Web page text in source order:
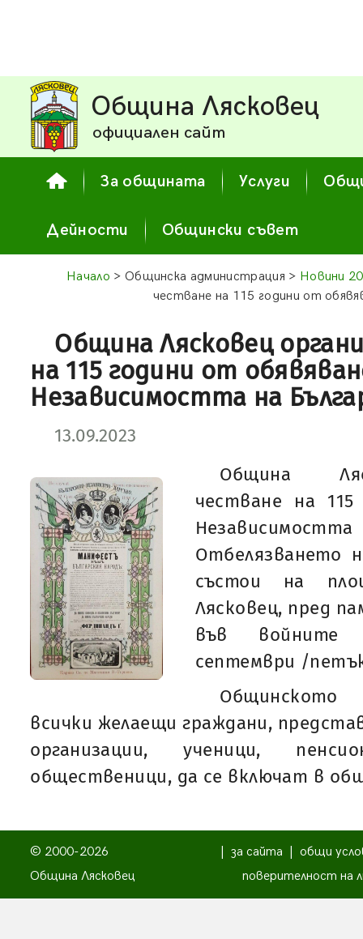
Община Лясковец
официален сайт
За общината Услуги
Дейности Общински съвет
Начало > Общинска администрация > Новини
честване на 115 години от
Община Лясковец
на 115 години от
Независимостта на
13.09.2023
Община
честване на
Отбелязването
състои на
Лясковец, пред
във войните
септември /
всички желаещи граждани,
организации, ученици,
общественици, да се включат в
© 2000-2026
Община Лясковец
за сайта
общи
поверителност на